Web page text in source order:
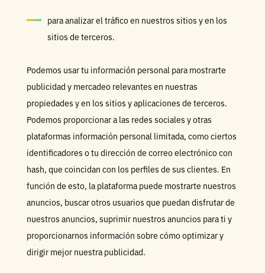
para analizar el tráfico en nuestros sitios y en los
sitios de terceros.
Podemos usar tu información personal para mostrarte
publicidad y mercadeo relevantes en nuestras
propiedades y en los sitios y aplicaciones de terceros.
Podemos proporcionar a las redes sociales y otras
plataformas información personal limitada, como ciertos
identificadores o tu dirección de correo electrónico con
hash, que coincidan con los perfiles de sus clientes. En
función de esto, la plataforma puede mostrarte nuestros
anuncios, buscar otros usuarios que puedan disfrutar de
nuestros anuncios, suprimir nuestros anuncios para ti y
proporcionarnos información sobre cómo optimizar y
dirigir mejor nuestra publicidad.